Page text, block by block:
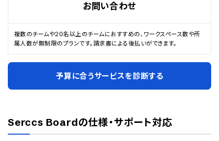
お問い合わせ
複数のチームや20名以上のチームにおすすめの、ワークスペース数や所
属人数が無制限のプランです。請求書による後払いができます。
予算に合うサービスを診断する
Serccs Boardの仕様・サポート対応